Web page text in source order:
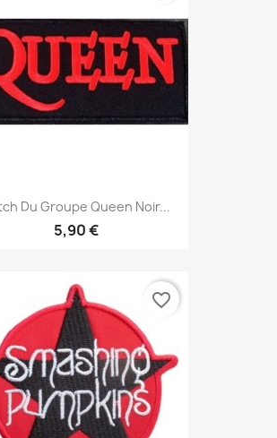
Du Groupe Queen Noir...
5,90 €
favorite_border